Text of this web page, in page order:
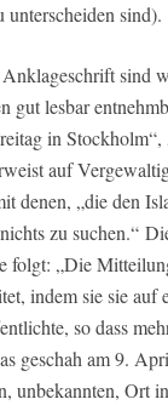
unterscheiden sind).
sind
gut lesbar
in
auf
denen, „die den
zu suchen.“
folgt: „Die
indem sie sie auf
so dass
geschah am 9.
unbekannten, Ort